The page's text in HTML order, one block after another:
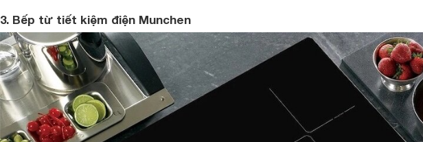
3. Bếp từ tiết kiệm điện Munchen